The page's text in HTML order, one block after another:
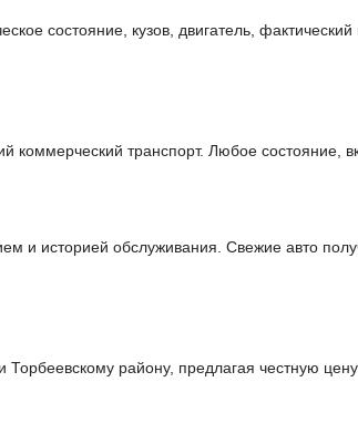
состояние, кузов, двигатель,
транспорт. Любое состояние,
и историей обслуживания. Свежие авто
району, предлагая честную